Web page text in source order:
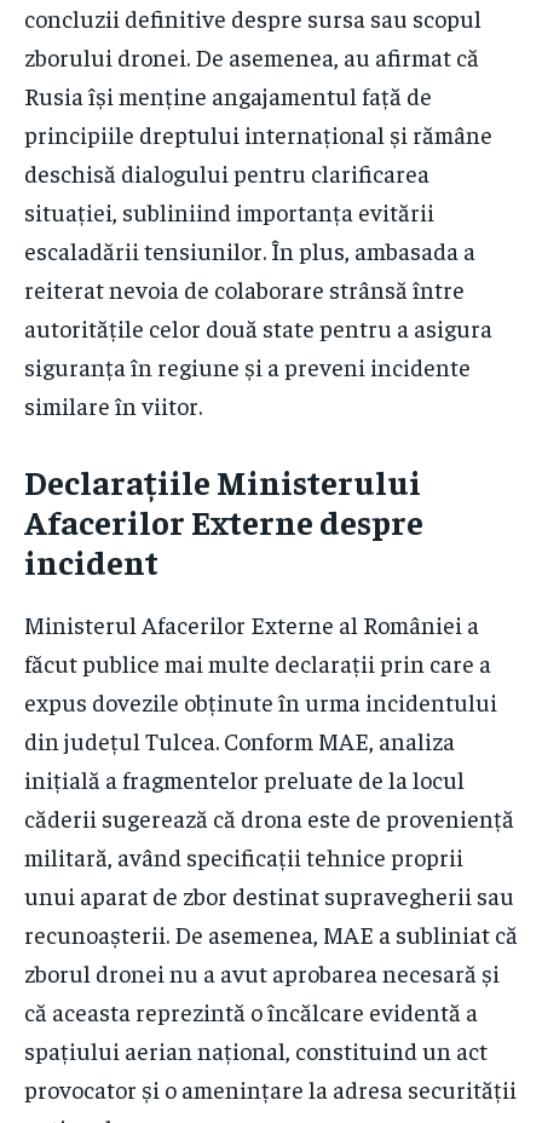
concluzii definitive despre sursa sau scopul
zborului dronei. De asemenea, au afirmat că
Rusia își menține angajamentul față de
principiile dreptului internațional și rămâne
deschisă dialogului pentru clarificarea
situației, subliniind importanța evitării
escaladării tensiunilor. În plus, ambasada a
reiterat nevoia de colaborare strânsă între
autoritățile celor două state pentru a asigura
siguranța în regiune și a preveni incidente
similare în viitor.
Declarațiile Ministerului
Afacerilor Externe despre
incident
Ministerul Afacerilor Externe al României a
făcut publice mai multe declarații prin care a
expus dovezile obținute în urma incidentului
din județul Tulcea. Conform MAE, analiza
inițială a fragmentelor preluate de la locul
căderii sugerează că drona este de proveniență
militară, având specificații tehnice proprii
unui aparat de zbor destinat supravegherii sau
recunoașterii. De asemenea, MAE a subliniat că
zborul dronei nu a avut aprobarea necesară și
că aceasta reprezintă o încălcare evidentă a
spațiului aerian național, constituind un act
provocator și o amenințare la adresa securității